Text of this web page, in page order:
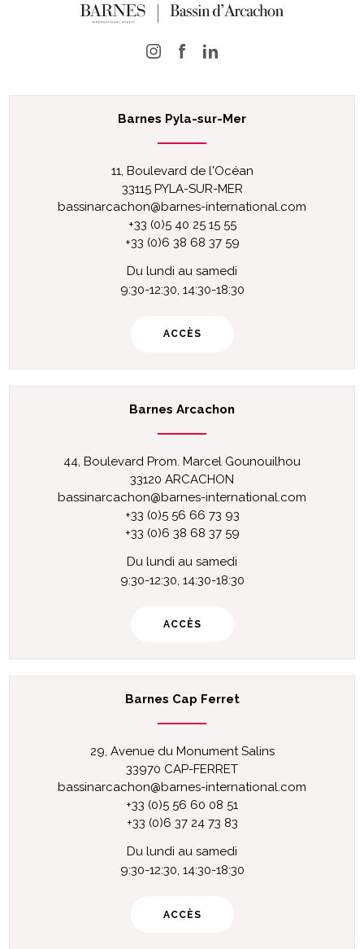
Barnes Pyla-sur-Mer
11, Boulevard de l'Océan
33115 PYLA-SUR-MER
bassinarcachon@barnes-international.com
+33 (0)5 40 25 15 55
+33 (0)6 38 68 37 59
Du lundi au samedi
9:30-12:30, 14:30-18:30
ACCÈS
Barnes Arcachon
44, Boulevard Prom. Marcel Gounouilhou
33120 ARCACHON
bassinarcachon@barnes-international.com
+33 (0)5 56 66 73 93
+33 (0)6 38 68 37 59
Du lundi au samedi
9:30-12:30, 14:30-18:30
ACCÈS
Barnes Cap Ferret
29, Avenue du Monument Salins
33970 CAP-FERRET
bassinarcachon@barnes-international.com
+33 (0)5 56 60 08 51
+33 (0)6 37 24 73 83
Du lundi au samedi
9:30-12:30, 14:30-18:30
ACCÈS